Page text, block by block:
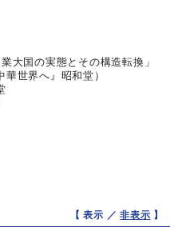
大国の実態とその構造転換」
華世界へ』昭和堂）
【 表示 ／非表示 】